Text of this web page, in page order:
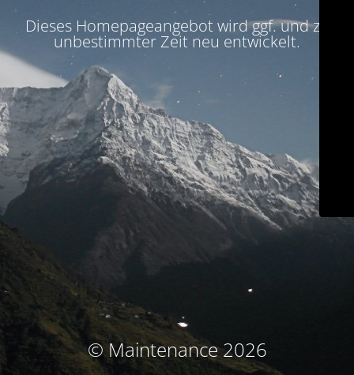
Dieses Homepageangebot wird ggf. und zu
unbestimmter Zeit neu entwickelt.
© Maintenance 2026